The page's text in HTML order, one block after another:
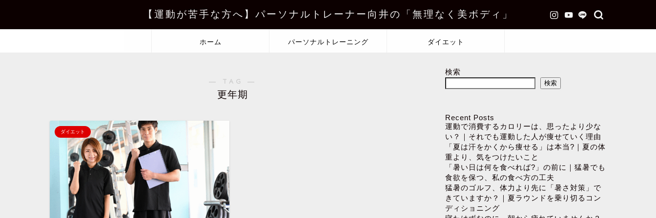
【運動が苦手な方へ】パーソナルトレーナー向井の「無理なく美ボディ」
ホーム パーソナルトレーニング ダイエット
― TAG ―
更年期
ダイエット
検索
検索
Recent Posts
運動で消費するカロリーは、思ったより少な
い？｜それでも運動した人が痩せていく理由
「夏は汗をかくから痩せる」は本当?｜夏の体
重より、気をつけたいこと
「暑い日は何を食べれば?」の前に｜猛暑でも
食欲を保つ、私の食べ方の工夫
猛暑のゴルフ、体力より先に「暑さ対策」で
きていますか？｜夏ラウンドを乗り切るコン
ディショニング